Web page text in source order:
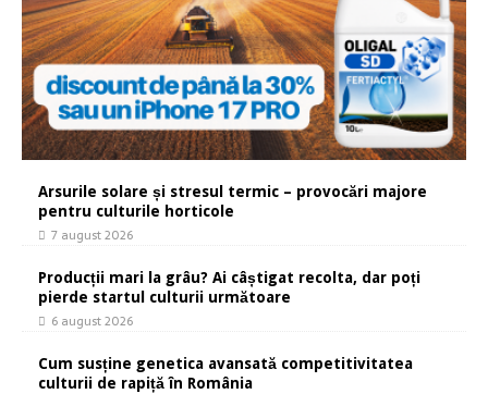
Arsurile solare și stresul termic – provocări majore
pentru culturile horticole
7 august 2026
Producții mari la grâu? Ai câștigat recolta, dar poți
pierde startul culturii următoare
6 august 2026
Cum susține genetica avansată competitivitatea
culturii de rapiță în România